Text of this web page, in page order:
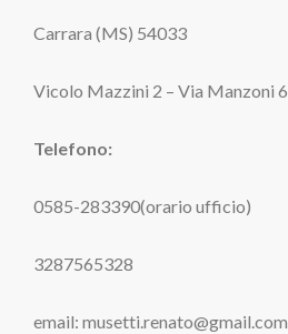
Carrara (MS) 54033
Vicolo Mazzini 2 – Via Manzoni 6
Telefono:
0585-283390(orario ufficio)
3287565328
email: musetti.renato@gmail.com